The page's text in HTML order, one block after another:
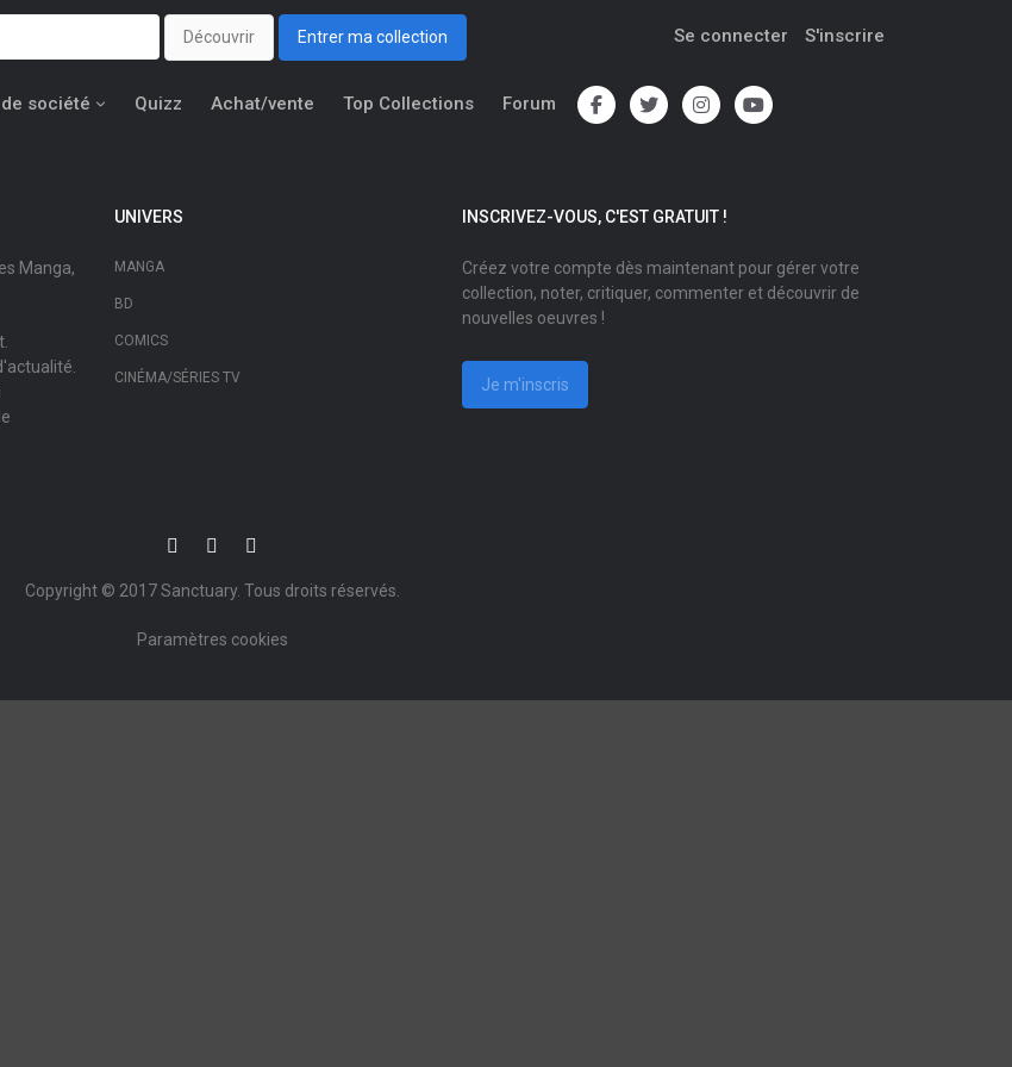
Découvrir Entrer ma collection Se connecter S'inscrire
société Quizz Achat/vente Top Collections Forum
Manga,
UNIVERS
MANGA
BD
COMICS
CINÉMA/SÉRIES TV
INSCRIVEZ-VOUS, C'EST GRATUIT !
Créez votre compte dès maintenant pour gérer votre
collection, noter, critiquer, commenter et découvrir de
nouvelles oeuvres !
Je m'inscris
Copyright © 2017Sanctuary. Tous droits réservés.
Paramètres cookies